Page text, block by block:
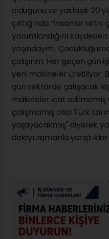
olduğunu ve yaklaşık 20
çıktığında “İnsanlar
yorumlandığını kaydeden
yaşındayım.
çalışırım. Her geçen gün
yeni makineler üretiliyor.
gün sektörde çalışacak
makineler icat edilmemiş
çalışmamış olsa Türk
yaşayacakmış" diyerek
dolayı zamanla